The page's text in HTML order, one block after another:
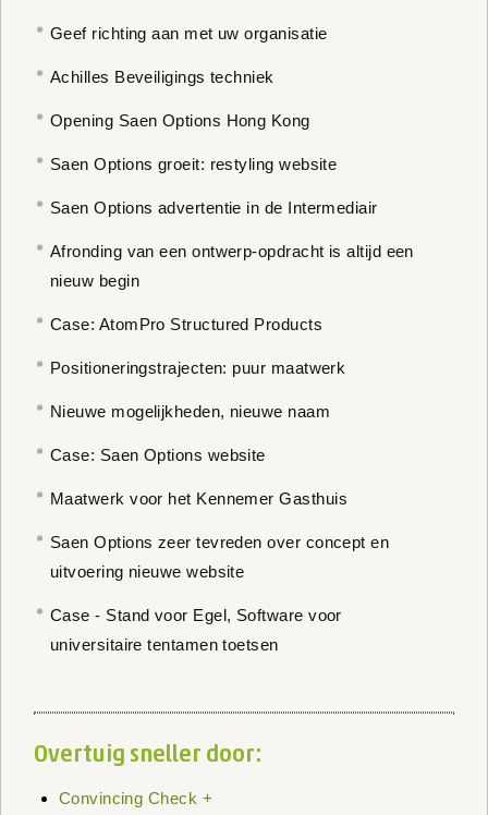
Geef richting aan met uw organisatie
Achilles Beveiligings techniek
Opening Saen Options Hong Kong
Saen Options groeit: restyling website
Saen Options advertentie in de Intermediair
Afronding van een ontwerp-opdracht is altijd een
nieuw begin
Case: AtomPro Structured Products
Positioneringstrajecten: puur maatwerk
Nieuwe mogelijkheden, nieuwe naam
Case: Saen Options website
Maatwerk voor het Kennemer Gasthuis
Saen Options zeer tevreden over concept en
uitvoering nieuwe website
Case - Stand voor Egel, Software voor
universitaire tentamen toetsen
Overtuig sneller door:
Convincing Check +